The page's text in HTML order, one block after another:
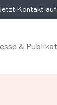
Kontakt
&